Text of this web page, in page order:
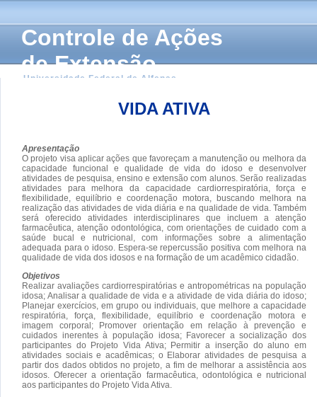
Controle de Ações
de Extensão
Universidade Federal de Alfenas
VIDA ATIVA
Apresentação
O projeto visa aplicar ações que favoreçam a manutenção ou melhora da
capacidade funcional e qualidade de vida do idoso e desenvolver
atividades de pesquisa, ensino e extensão com alunos. Serão realizadas
atividades para melhora da capacidade cardiorrespiratória, força e
flexibilidade, equilíbrio e coordenação motora, buscando melhora na
realização das atividades de vida diária e na qualidade de vida. Também
será oferecido atividades interdisciplinares que incluem a atenção
farmacêutica, atenção odontológica, com orientações de cuidado com a
saúde bucal e nutricional, com informações sobre a alimentação
adequada para o idoso. Espera-se repercussão positiva com melhora na
qualidade de vida dos idosos e na formação de um acadêmico cidadão.
Objetivos
Realizar avaliações cardiorrespiratórias e antropométricas na população
idosa; Analisar a qualidade de vida e a atividade de vida diária do idoso;
Planejar exercícios, em grupo ou individuais, que melhore a capacidade
respiratória, força, flexibilidade, equilíbrio e coordenação motora e
imagem corporal; Promover orientação em relação à prevenção e
cuidados inerentes à população idosa; Favorecer a socialização dos
participantes do Projeto Vida Ativa; Permitir a inserção do aluno em
atividades sociais e acadêmicas; o Elaborar atividades de pesquisa a
partir dos dados obtidos no projeto, a fim de melhorar a assistência aos
idosos. Oferecer a orientação farmacêutica, odontológica e nutricional
aos participantes do Projeto Vida Ativa.